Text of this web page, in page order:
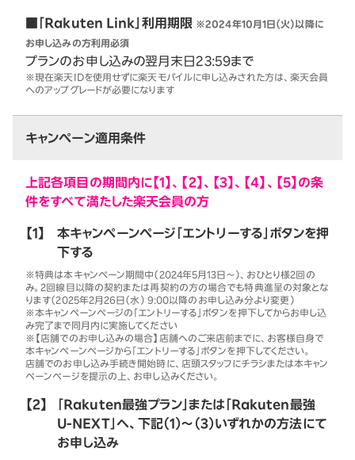
■「Rakuten Link」利用期限 ※2024年10月1日（火）以降に
お申し込みの方利用必須
プランのお申し込みの翌月末日23:59まで
※現在楽天IDを使用せずに楽天モバイルに申し込みされた方は、楽天会員
へのアップグレードが必要になります
キャンペーン適用条件
上記各項目の期間内に【1】、【2】、【3】、【4】、【5】の条
件をすべて満たした楽天会員の方
【1】
本キャンペーンページ「エントリーする」ボタンを押
下する
※特典は本キャンペーン期間中（2024年5月13日～）、おひとり様2回の
み。2回線目以降の契約または再契約の方の場合でも特典進呈の対象とな
ります（2025年2月26日（水） 9:00以降のお申し込み分より変更）
※本キャンペーンページの「エントリーする」ボタンを押下してからお申し込
み完了まで同月内に実施してください
※【店舗でのお申し込みの場合】店舗へのご来店前までに、お客様自身で
本キャンペーンページから「エントリーする」ボタンを押下してください。
店舗でのお申し込み手続き開始時に、店頭スタッフにチラシまたは本キャン
ペーンページを提示の上、お申し込みください。
【2】
「Rakuten最強プラン」または「Rakuten最強
U-NEXT」へ、下記（1）～（3）いずれかの方法にて
お申し込み